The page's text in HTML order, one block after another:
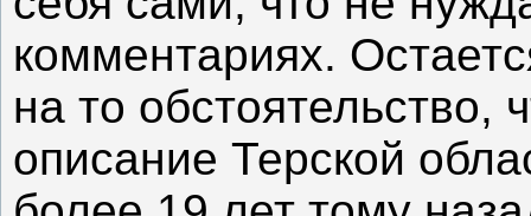
комментариях.
на то обстоятельство,
описание Терской